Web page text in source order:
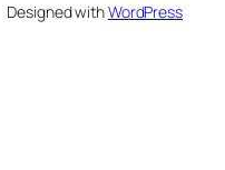
Designed withWordPress